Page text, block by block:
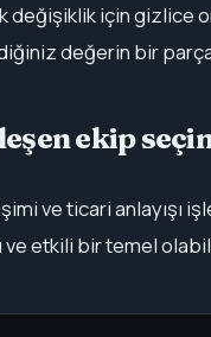
değişiklik için gizlice
değerin bir
ekip
ve ticari anlayışı
etkili bir temel